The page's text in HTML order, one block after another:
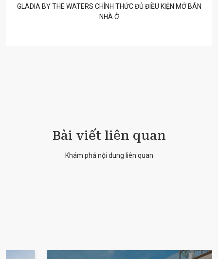
GLADIA BY THE WATERS CHÍNH THỨC ĐỦ ĐIỀU KIỆN MỞ BÁN
NHÀ Ở
Bài viết liên quan
Khám phá nội dung liên quan